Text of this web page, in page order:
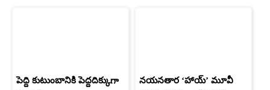
పెద్ది కుటుంబానికి పెద్దదిక్కుగా
నయనతార ‘హాయ్’ మూవీ